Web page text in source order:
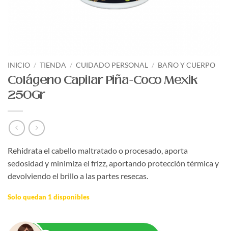
INICIO / TIENDA / CUIDADO PERSONAL / BAÑO Y CUERPO
Colágeno Capilar Piña-Coco Mexik
250Gr
Rehidrata el cabello maltratado o procesado, aporta
sedosidad y minimiza el frizz, aportando protección térmica y
devolviendo el brillo a las partes resecas.
Solo quedan 1 disponibles